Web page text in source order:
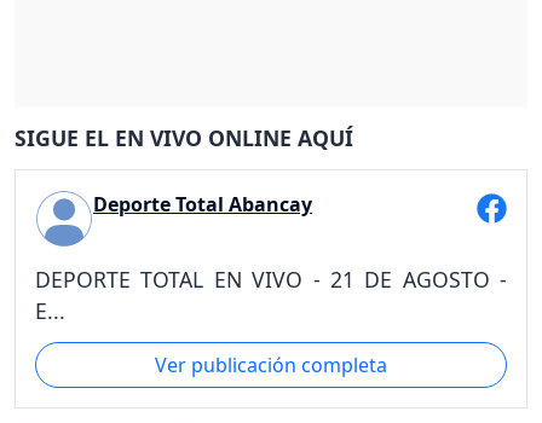
SIGUE EL EN VIVO ONLINE AQUÍ
Deporte Total Abancay
DEPORTE TOTAL EN VIVO - 21 DE AGOSTO -
E...
Ver publicación completa